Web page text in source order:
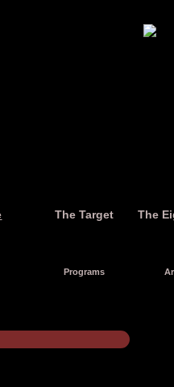
The Target The
Programs